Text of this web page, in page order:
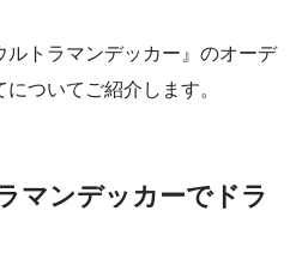
トラマンデッカー』のオーデ
ついてご紹介します。
マンデッカーでドラ